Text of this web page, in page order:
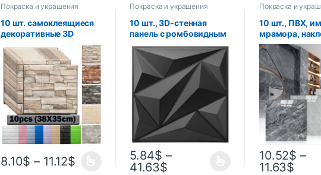
Покраска и украшения
10 шт. самоклеящиеся
декоративные 3D
наклейки на стену,
водонепроницаемые
обои для комнаты,
кожуры и наклейки,
кирпичные обои для
украшения интерьера
8.10$ – 11.12$
Покраска и украшения
10 шт., 3D-стенная
панель с ромбовидным
дизайном, 30 см x 30
см, матовый белый/
черный, обои для
украшения дома
своими руками
5.84$ –
41.63$
Покраска и
10 шт., ПВХ,
мрамора,
пол,
наклейки на
наклейки для
комнаты,
современные
украшения
10.52$ –
11.63$